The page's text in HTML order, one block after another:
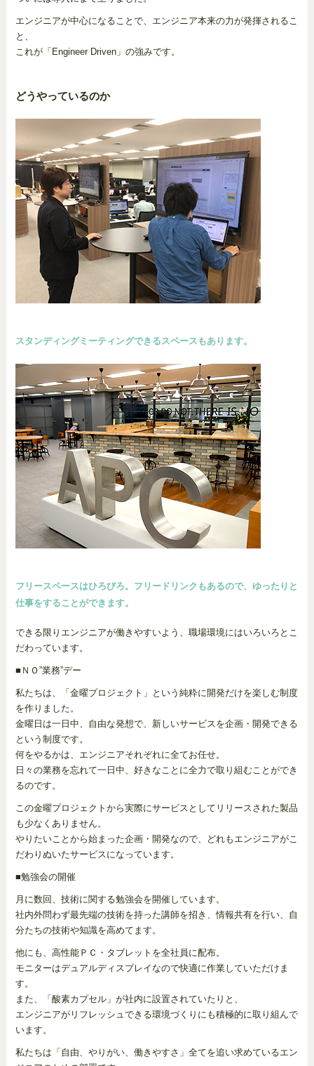
エンジニアが中心になることで、エンジニア本来の力が発揮されるこ
と、
これが「Engineer Driven」の強みです。
どうやっているのか
スタンディングミーティングできるスペースもあります。
フリースペースはひろびろ。フリードリンクもあるので、ゆったりと
仕事をすることができます。
できる限りエンジニアが働きやすいよう、職場環境にはいろいろとこ
だわっています。
■ＮＯ”業務”デー
私たちは、「金曜プロジェクト」という純粋に開発だけを楽しむ制度
を作りました。
金曜日は一日中、自由な発想で、新しいサービスを企画・開発できる
という制度です。
何をやるかは、エンジニアそれぞれに全てお任せ。
日々の業務を忘れて一日中、好きなことに全力で取り組むことができ
るのです。
この金曜プロジェクトから実際にサービスとしてリリースされた製品
も少なくありません。
やりたいことから始まった企画・開発なので、どれもエンジニアがこ
だわりぬいたサービスになっています。
■勉強会の開催
月に数回、技術に関する勉強会を開催しています。
社内外問わず最先端の技術を持った講師を招き、情報共有を行い、自
分たちの技術や知識を高めてます。
他にも、高性能ＰＣ・タブレットを全社員に配布。
モニターはデュアルディスプレイなので快適に作業していただけま
す。
また、「酸素カプセル」が社内に設置されていたりと、
エンジニアがリフレッシュできる環境づくりにも積極的に取り組んで
います。
私たちは「自由、やりがい、働きやすさ」全てを追い求めているエン